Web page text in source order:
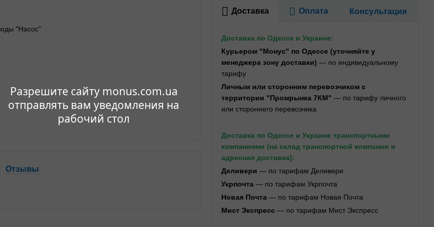
Разрешите сайту monus.com.ua
отправлять вам уведомления на
рабочий стол
Отзывы
Доставка Оплата Консультация
Доставка по Одессе и Украине:
Курьером "Монус" по Одессе (уточняйте у
менеджера зону доставки) — по индивидуальному
тарифу
Личным или сторонним перевозчиком с
территории "Промрынка 7КМ" — по тарифу личного
или стороннего перевозчика
Доставка по Одессе и Украине транспортными
компаниями (на склад транспортной компании и
адресная доставка):
Деливери — по тарифам Деливери
Укрпочта— по тарифам Укрпочта
Новая Почта — по тарифам Новая Почта
Мист Экспресс— по тарифам Мист Экспресс